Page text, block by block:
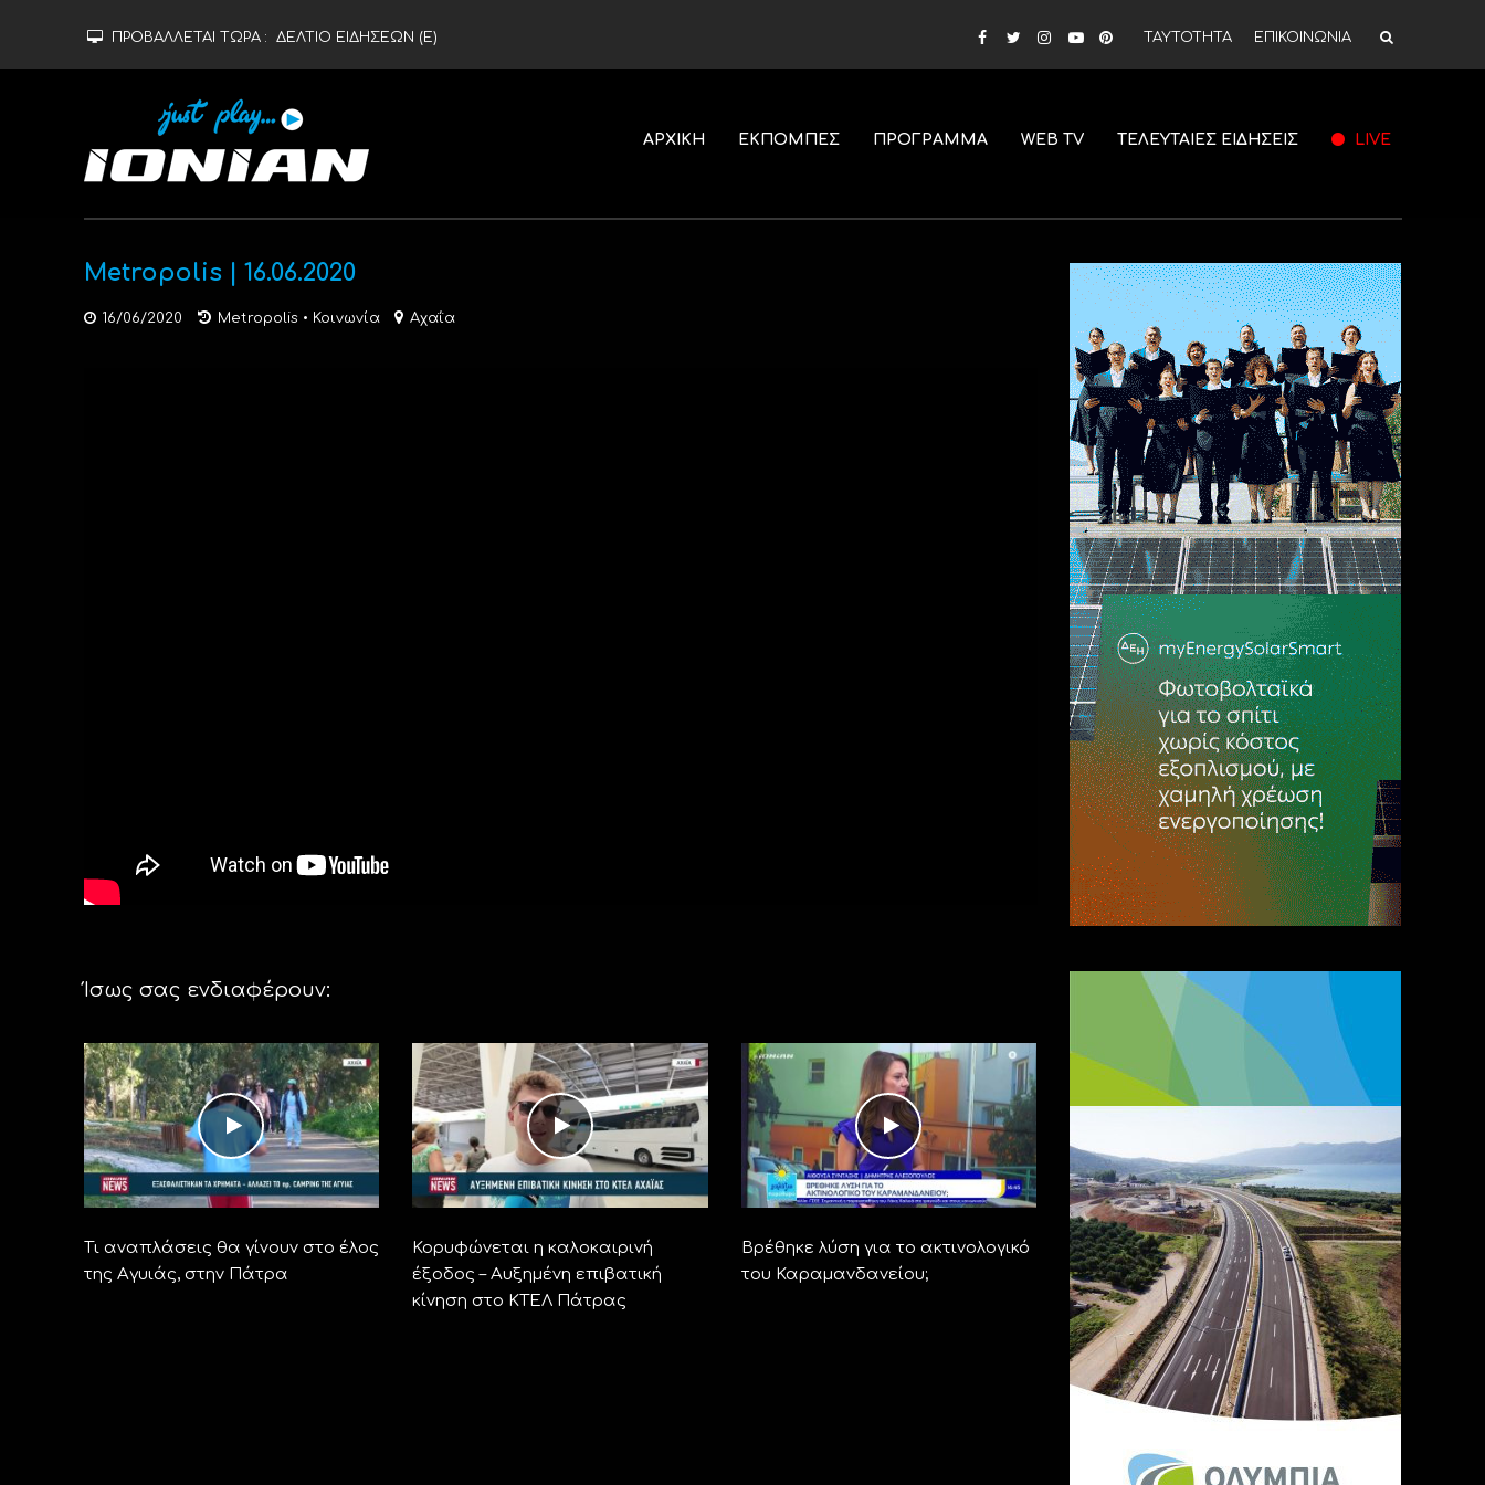
ΠΡΟΒΑΛΛΕΤΑΙ ΤΩΡΑ : ΔΕΛΤΙΟ ΕΙΔΗΣΕΩΝ (Ε) ΤΑΥΤΟΤΗΤΑ ΕΠΙΚΟΙΝΩΝΙΑ
ΑΡΧΙΚΗ ΕΚΠΟΜΠΕΣ ΠΡΟΓΡΑΜΜΑ WEB TV ΤΕΛΕΥΤΑΙΕΣ ΕΙΔΗΣΕΙΣ LIVE
Metropolis | 16.06.2020
16/06/2020 Metropolis • Κοινωνία Αχαΐα
Ίσως σας ενδιαφέρουν:
Τι αναπλάσεις θα γίνουν στο έλος
της Αγυιάς, στην Πάτρα
Κορυφώνεται η καλοκαιρινή
έξοδος – Αυξημένη επιβατική
κίνηση στο ΚΤΕΛ Πάτρας
Βρέθηκε λύση για το ακτινολογικό
του Καραμανδανείου;